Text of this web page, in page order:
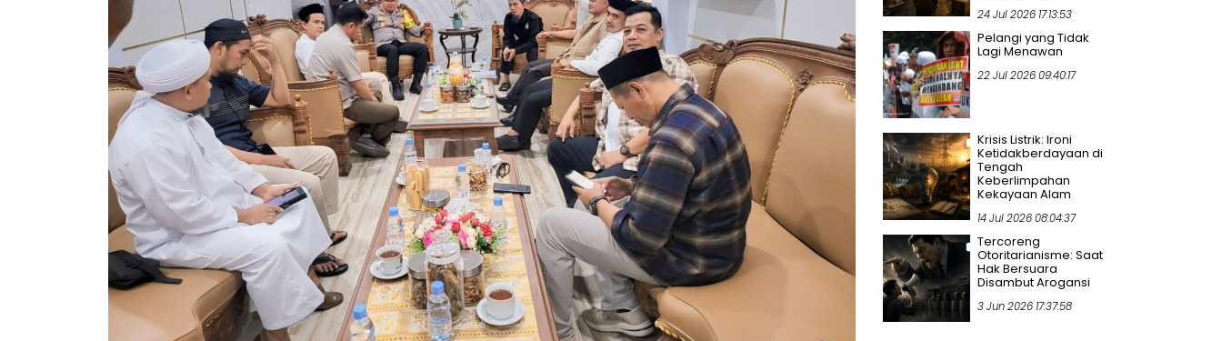
24 Jul 2026 17:13:53
Pelangi yang Tidak
Lagi Menawan
22 Jul 2026 09:40:17
Krisis Listrik: Ironi
Ketidakberdayaan di
Tengah
Keberlimpahan
Kekayaan Alam
14 Jul 2026 08:04:37
Tercoreng
Otoritarianisme: Saat
Hak Bersuara
Disambut Arogansi
3 Jun 2026 17:37:58